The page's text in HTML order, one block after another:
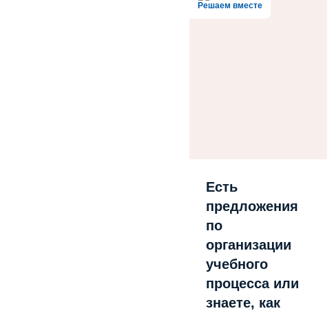
Решаем вместе
Есть
предложения
по
организации
учебного
процесса или
знаете, как